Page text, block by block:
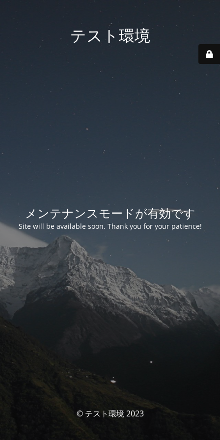
テスト環境
メンテナンスモードが有効です
Site will be available soon. Thank you for your patience!
© テスト環境 2023